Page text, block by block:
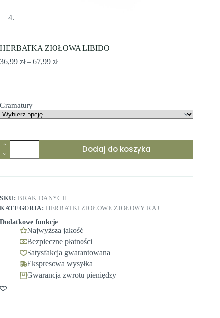
HERBATKA ZIOŁOWA LIBIDO
36,99 zł – 67,99 złZakres
Gramatury
Dodaj do koszyka
SKU:BRAK DANYCH
KATEGORIA:HERBATKI ZIOŁOWE ZIOŁOWY RAJ
Dodatkowe funkcje
Najwyższa jakość
Bezpieczne płatności
Satysfakcja gwarantowana
Ekspresowa wysyłka
Gwarancja zwrotu pieniędzy